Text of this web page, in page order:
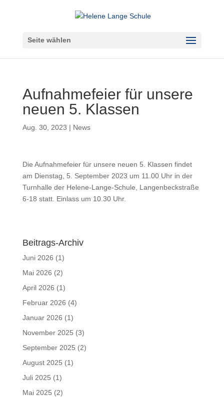
Seite wählen
Aufnahmefeier für unsere
neuen 5. Klassen
Aug. 30, 2023 | News
Die Aufnahmefeier für unsere neuen 5. Klassen findet
am Dienstag, 5. September 2023 um 11.00 Uhr in der
Turnhalle der Helene-Lange-Schule, Langenbeckstraße
6-18 statt. Einlass um 10.30 Uhr.
Beitrags-Archiv
Juni 2026 (1)
Mai 2026 (2)
April 2026 (1)
Februar 2026 (4)
Januar 2026 (1)
November 2025 (3)
September 2025 (2)
August 2025 (1)
Juli 2025 (1)
Mai 2025 (2)